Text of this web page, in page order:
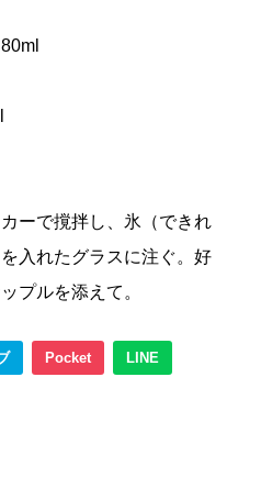
ーで撹拌し、氷（できれ
入れたグラスに注ぐ。好
プルを添えて。
Pocket LINE